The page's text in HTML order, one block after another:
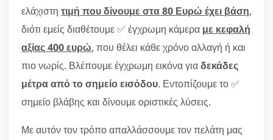
ελάχιστη τιμή που δίνουμε στα 80 Ευρώ έχει βάση,
διότι εμείς διαθέτουμε ✅ έγχρωμη κάμερα με κεφαλή
αξίας 400 ευρώ, που θέλει κάθε χρόνο αλλαγή ή και
πιο νωρίς. Βλέπουμε έγχρωμη εικόνα γιαδεκάδες
μέτρα από το σημείο εισόδου. Εντοπίζουμε το ✅
σημείο βλάβης και δίνουμε οριστικές λύσεις.
Με αυτόν τον τρόπο απαλλάσσουμε τον πελάτη μας